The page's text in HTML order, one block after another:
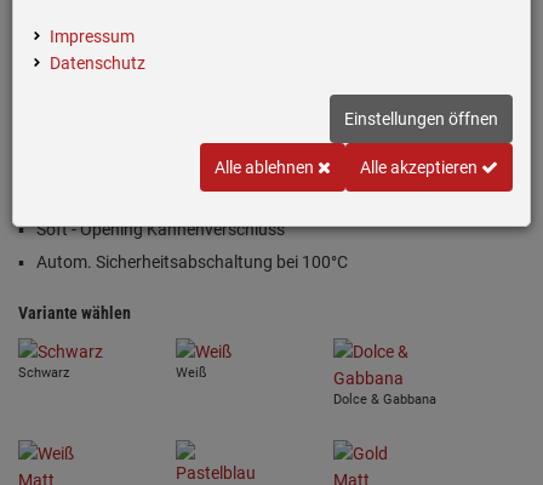
Fassungsvermögen: 1,7 l/7 Tassen
Soft - Opening Kannenverschluss
Autom. Sicherheitsabschaltung bei 100°C
Variante wählen
Schwarz
Weiß
Dolce & Gabbana
Impressum
Datenschutz
Einstellungen öffnen
Alle ablehnen Alle akzeptieren